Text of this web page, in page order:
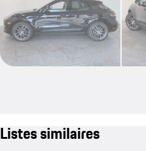
Listes similaires